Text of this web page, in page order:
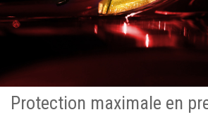
Protection maximale en